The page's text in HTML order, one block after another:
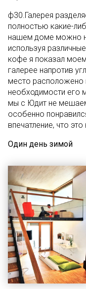
ф30.Галерея
полностью какие-
нашем доме можно
используя
кофе я показал
галерее напротив
место расположено
необходимости его
мы с Юдит не
особенно
впечатление, что
Один день зимой